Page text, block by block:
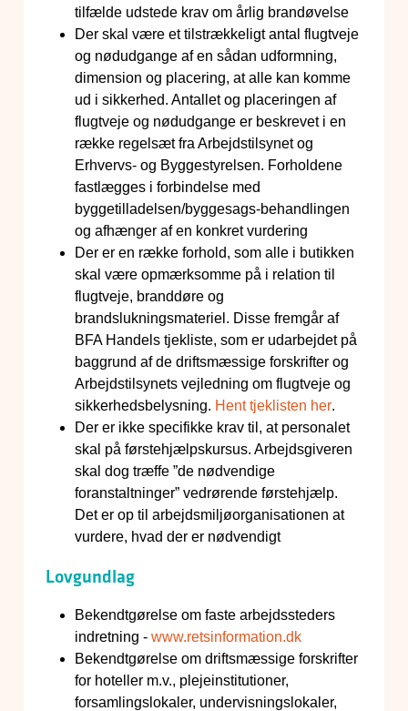
tilfælde udstede krav om årlig brandøvelse
Der skal være et tilstrækkeligt antal flugtveje
og nødudgange af en sådan udformning,
dimension og placering, at alle kan komme
ud i sikkerhed. Antallet og placeringen af
flugtveje og nødudgange er beskrevet i en
række regelsæt fra Arbejdstilsynet og
Erhvervs- og Byggestyrelsen. Forholdene
fastlægges i forbindelse med
byggetilladelsen/byggesags-behandlingen
og afhænger af en konkret vurdering
Der er en række forhold, som alle i butikken
skal være opmærksomme på i relation til
flugtveje, branddøre og
brandslukningsmateriel. Disse fremgår af
BFA Handels tjekliste, som er udarbejdet på
baggrund af de driftsmæssige forskrifter og
Arbejdstilsynets vejledning om flugtveje og
sikkerhedsbelysning. Hent tjeklisten her.
Der er ikke specifikke krav til, at personalet
skal på førstehjælpskursus. Arbejdsgiveren
skal dog træffe ”de nødvendige
foranstaltninger” vedrørende førstehjælp.
Det er op til arbejdsmiljøorganisationen at
vurdere, hvad der er nødvendigt
Lovgundlag
Bekendtgørelse om faste arbejdssteders
indretning - www.retsinformation.dk
Bekendtgørelse om driftsmæssige forskrifter
for hoteller m.v., plejeinstitutioner,
forsamlingslokaler, undervisningslokaler,